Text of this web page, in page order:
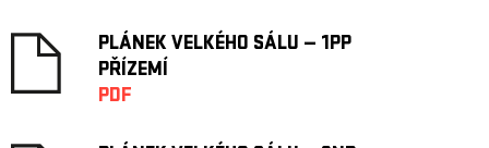
PLÁNEK VELKÉHO SÁLU — 1PP
PŘÍZEMÍ
PDF